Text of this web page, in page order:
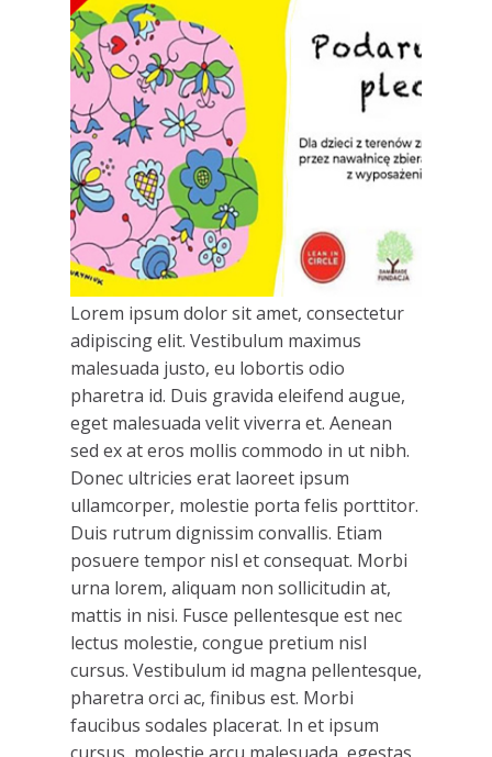
Lorem ipsum dolor sit amet, consectetur
adipiscing elit. Vestibulum maximus
malesuada justo, eu lobortis odio
pharetra id. Duis gravida eleifend augue,
eget malesuada velit viverra et. Aenean
sed ex at eros mollis commodo in ut nibh.
Donec ultricies erat laoreet ipsum
ullamcorper, molestie porta felis porttitor.
Duis rutrum dignissim convallis. Etiam
posuere tempor nisl et consequat. Morbi
urna lorem, aliquam non sollicitudin at,
mattis in nisi. Fusce pellentesque est nec
lectus molestie, congue pretium nisl
cursus. Vestibulum id magna pellentesque,
pharetra orci ac, finibus est. Morbi
faucibus sodales placerat. In et ipsum